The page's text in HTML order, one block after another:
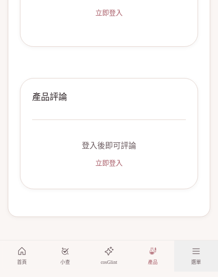
立即登入
產品評論
登入後即可評論
立即登入
首頁 小查 cosGlint 產品 選單